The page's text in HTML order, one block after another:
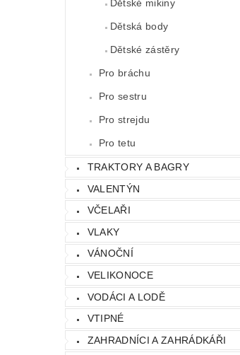
Dětské mikiny
Dětská body
Dětské zástěry
Pro bráchu
Pro sestru
Pro strejdu
Pro tetu
TRAKTORY A BAGRY
VALENTÝN
VČELAŘI
VLAKY
VÁNOČNÍ
VELIKONOCE
VODÁCI A LODĚ
VTIPNÉ
ZAHRADNÍCI A ZAHRÁDKÁŘI